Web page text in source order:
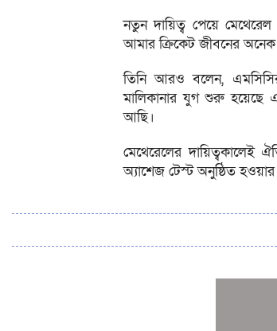
নতুন দায়িত্ব পেয়ে
আমার ক্রিকেট জীবনের অনেক
তিনি আরও বলেন,
মালিকানার যুগ শুরু হয়েছে
আছি।
মেথেরেলের দায়িত্বকালেই
অ্যাশেজ টেস্ট অনুষ্ঠিত